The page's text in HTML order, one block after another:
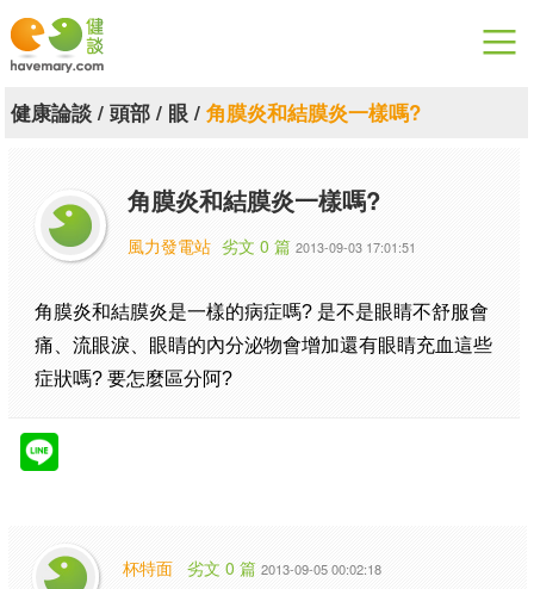
漫漫健康
關於健談
聯絡我們
下載專區
健康論談/ 頭部/ 眼/ 角膜炎和結膜炎一樣嗎?
角膜炎和結膜炎一樣嗎?
風力發電站 劣文 0 篇 2013-09-03 17:01:51
角膜炎和結膜炎是一樣的病症嗎? 是不是眼睛不舒服會
痛、流眼淚、眼睛的內分泌物會增加還有眼睛充血這些
症狀嗎? 要怎麼區分阿?
杯特面 劣文 0 篇 2013-09-05 00:02:18